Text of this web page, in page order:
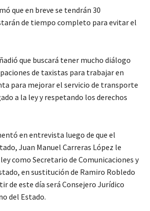
que en breve se tendrán 30
de tiempo completo para evitar el
que buscará tener mucho diálogo
de taxistas para trabajar en
para mejorar el servicio de transporte
a la ley y respetando los derechos
en entrevista luego de que el
Juan Manuel Carreras López le
como Secretario de Comunicaciones y
en sustitución de Ramiro Robledo
de este día será Consejero Jurídico
del Estado.